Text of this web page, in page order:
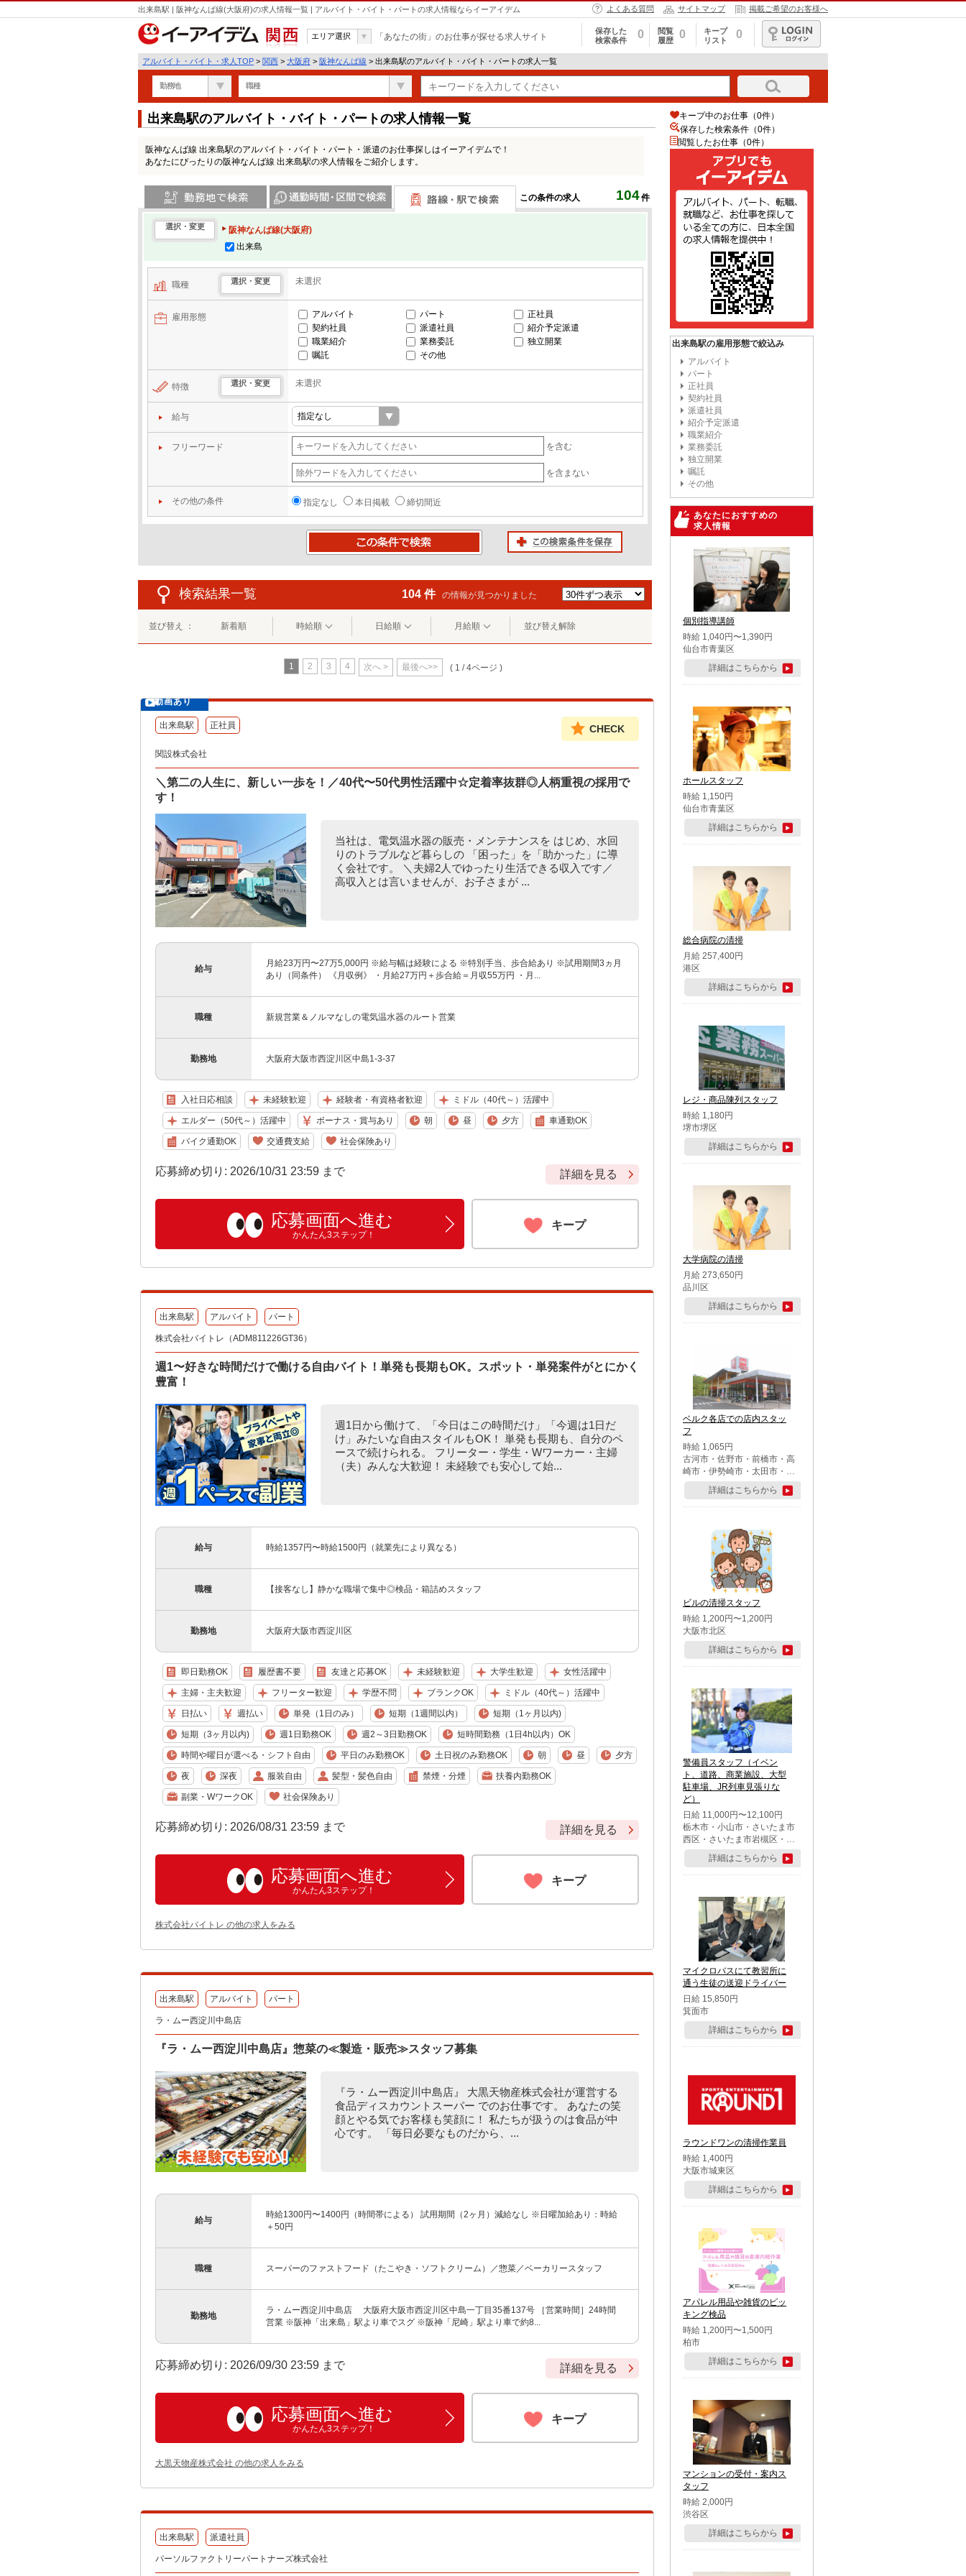
出来島駅 | 阪神なんば線(大阪府)の求人情報一覧 | アルバイト・バイト・パートの求人情報ならイーアイデム よくある質問 サイトマップ 掲載ご希望のお客様へ
関西
エリア選択 「あなたの街」のお仕事が探せる求人サイト
保存した
検索条件
0
閲覧
履歴
0
キープ
リスト
0
ログイン
アルバイト・バイト・求人TOP > 関西 > 大阪府 > 阪神なんば線 > 出来島駅のアルバイト・バイト・パートの求人一覧
勤務地 職種
出来島駅のアルバイト・バイト・パートの求人情報一覧
阪神なんば線 出来島駅のアルバイト・バイト・パート・派遣のお仕事探しはイーアイデムで！
あなたにぴったりの阪神なんば線 出来島駅の求人情報をご紹介します。
この条件の求人 104件
選択・変更
阪神なんば線(大阪府)
出来島
職種 選択・変更 未選択
雇用形態 アルバイト パート
正社員
契約社員
派遣社員
紹介予定派遣
職業紹介
業務委託
独立開業
嘱託
その他
特徴 選択・変更 未選択
給与
フリーワード を含む
を含まない
その他の条件 指定なし 本日掲載 締切間近
検索結果一覧 104 件 の情報が見つかりました
並び替え ： 新着順 時給順 日給順 月給順 並び替え解除
1 2 3 4 次へ > 最後へ>> ( 1 / 4ページ )
動画あり
出来島駅 正社員 CHECK
関設株式会社
＼第二の人生に、新しい一歩を！／40代〜50代男性活躍中☆定着率抜群◎人柄重視の採用で
す！
当社は、電気温水器の販売・メンテナンスを はじめ、水回
りのトラブルなど暮らしの 「困った」を「助かった」に導
く会社です。 ＼夫婦2人でゆったり生活できる収入です／
高収入とは言いませんが、お子さまが ...
給与
月給23万円〜27万5,000円 ※給与幅は経験による ※特別手当、歩合給あり ※試用期間3ヵ月
あり（同条件） 《月収例》 ・月給27万円＋歩合給＝月収55万円 ・月...
職種 新規営業＆ノルマなしの電気温水器のルート営業
勤務地 大阪府大阪市西淀川区中島1-3-37
入社日応相談 未経験歓迎 経験者・有資格者歓迎 ミドル（40代～）活躍中
エルダー（50代～）活躍中 ボーナス・賞与あり 朝 昼 夕方 車通勤OK
バイク通勤OK 交通費支給 社会保険あり
応募締め切り: 2026/10/31 23:59 まで 詳細を見る
応募画面へ進む
かんたん3ステップ！
キープ
出来島駅 アルバイト パート
株式会社バイトレ（ADM811226GT36）
週1〜好きな時間だけで働ける自由バイト！単発も長期もOK。スポット・単発案件がとにかく
豊富！
週1日から働けて、「今日はこの時間だけ」「今週は1日だ
け」みたいな自由スタイルもOK！ 単発も長期も、自分のペ
ースで続けられる。 フリーター・学生・Wワーカー・主婦
（夫）みんな大歓迎！ 未経験でも安心して始...
給与 時給1357円〜時給1500円（就業先により異なる）
職種 【接客なし】静かな職場で集中◎検品・箱詰めスタッフ
勤務地 大阪府大阪市西淀川区
即日勤務OK 履歴書不要 友達と応募OK 未経験歓迎 大学生歓迎 女性活躍中
主婦・主夫歓迎 フリーター歓迎 学歴不問 ブランクOK ミドル（40代～）活躍中
日払い 週払い 単発（1日のみ） 短期（1週間以内） 短期（1ヶ月以内)
短期（3ヶ月以内) 週1日勤務OK 週2～3日勤務OK 短時間勤務（1日4h以内）OK
時間や曜日が選べる・シフト自由 平日のみ勤務OK 土日祝のみ勤務OK 朝 昼 夕方
夜 深夜 服装自由 髪型・髪色自由 禁煙・分煙 扶養内勤務OK
副業・WワークOK 社会保険あり
応募締め切り: 2026/08/31 23:59 まで 詳細を見る
応募画面へ進む
かんたん3ステップ！
キープ
株式会社バイトレ の他の求人をみる
出来島駅 アルバイト パート
ラ・ムー西淀川中島店
『ラ・ムー西淀川中島店』惣菜の≪製造・販売≫スタッフ募集
『ラ・ムー西淀川中島店』 大黒天物産株式会社が運営する
食品ディスカウントスーパー でのお仕事です。 あなたの笑
顔とやる気でお客様も笑顔に！ 私たちが扱うのは食品が中
心です。 「毎日必要なものだから、...
給与
時給1300円〜1400円（時間帯による） 試用期間（2ヶ月）減給なし ※日曜加給あり：時給
＋50円
職種 スーパーのファストフード（たこやき・ソフトクリーム）／惣菜／ベーカリースタッフ
勤務地
ラ・ムー西淀川中島店 大阪府大阪市西淀川区中島一丁目35番137号 ［営業時間］24時間
営業 ※阪神「出来島」駅より車でスグ ※阪神「尼崎」駅より車で約8...
応募締め切り: 2026/09/30 23:59 まで 詳細を見る
応募画面へ進む
かんたん3ステップ！
キープ
大黒天物産株式会社 の他の求人をみる
出来島駅 派遣社員
パーソルファクトリーパートナーズ株式会社
キープ中のお仕事（0件）
保存した検索条件（0件）
閲覧したお仕事（0件）
出来島駅の雇用形態で絞込み
アルバイト
パート
正社員
契約社員
派遣社員
紹介予定派遣
職業紹介
業務委託
独立開業
嘱託
その他
あなたにおすすめの
求人情報
個別指導講師
時給 1,040円〜1,390円
仙台市青葉区
詳細はこちらから
ホールスタッフ
時給 1,150円
仙台市青葉区
詳細はこちらから
総合病院の清掃
月給 257,400円
港区
詳細はこちらから
レジ・商品陳列スタッフ
時給 1,180円
堺市堺区
詳細はこちらから
大学病院の清掃
月給 273,650円
品川区
詳細はこちらから
ベルク各店での店内スタッ
フ
時給 1,065円
古河市・佐野市・前橋市・高
崎市・伊勢崎市・太田市・館
林市・藤岡市・大泉町・さい
たま市北区・川越市・熊谷
市・行田市・秩父市・所沢
市・鶴ケ島市・千葉市中央
区・市川市・松戸市・習志野
市・柏市・流山市・八千代
市・足立区・江戸川区・八王
子市・町田市
詳細はこちらから
ビルの清掃スタッフ
時給 1,200円〜1,200円
大阪市北区
詳細はこちらから
警備員スタッフ（イベン
ト、道路、商業施設、大型
駐車場、JR列車見張りな
ど）
日給 11,000円〜12,100円
栃木市・小山市・さいたま市
西区・さいたま市岩槻区・久
喜市・蓮田市
詳細はこちらから
マイクロバスにて教習所に
通う生徒の送迎ドライバー
日給 15,850円
箕面市
詳細はこちらから
ラウンドワンの清掃作業員
時給 1,400円
大阪市城東区
詳細はこちらから
アパレル用品や雑貨のピッ
キング検品
時給 1,200円〜1,500円
柏市
詳細はこちらから
マンションの受付・案内ス
タッフ
時給 2,000円
渋谷区
詳細はこちらから